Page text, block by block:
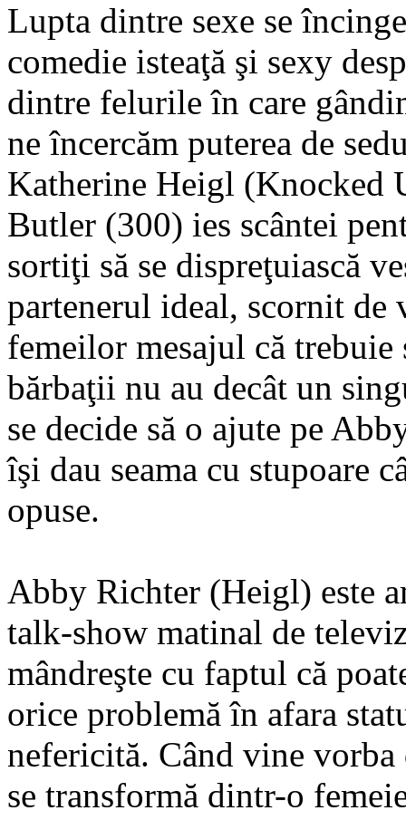
Lupta dintre sexe se
comedie isteaţă şi sexy
dintre felurile în care
ne încercăm puterea de
Katherine Heigl (Knocked
Butler (300) ies scântei
sortiţi să se dispreţuiască
partenerul ideal, scornit de
femeilor mesajul că trebuie
bărbaţii nu au decât un
se decide să o ajute pe
îşi dau seama cu stupoare
opuse.
Abby Richter (Heigl) este
talk-show matinal de
mândreşte cu faptul că
orice problemă în afara
nefericită. Când vine
se transformă dintr-o